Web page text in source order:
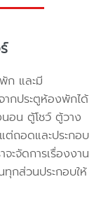
ก และมี
ากประตูห้องพักได้
อน ตู้โชว์ ตู้วาง
ถอดและประกอบ
จะจัดการเรื่องงาน
ทุกส่วนประกอบให้